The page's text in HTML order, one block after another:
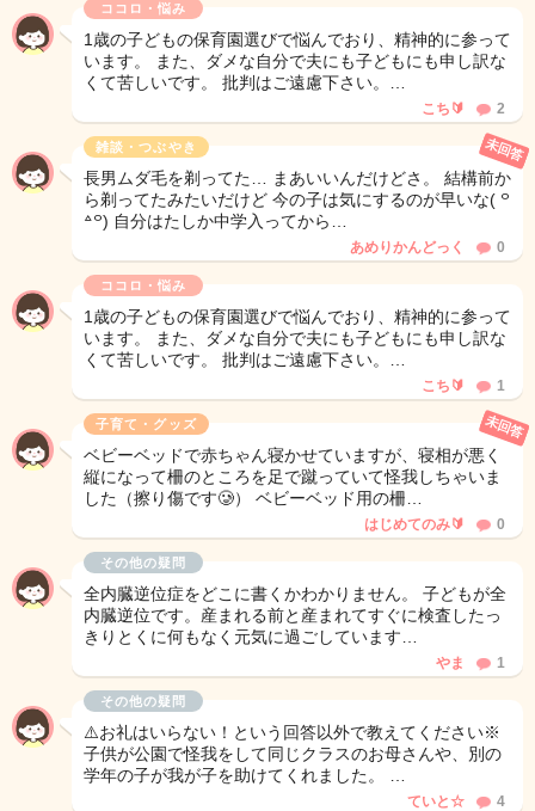
ココロ・悩み
1歳の子どもの保育園選びで悩んでおり、精神的に参って
います。 また、ダメな自分で夫にも子どもにも申し訳な
くて苦しいです。 批判はご遠慮下さい。…
こち🔰 2
雑談・つぶやき
長男ムダ毛を剃ってた… まあいいんだけどさ。 結構前か
ら剃ってたみたいだけど 今の子は気にするのが早いな( ꒪
꒫꒪) 自分はたしか中学入ってから…
未回答
あめりかんどっく 0
ココロ・悩み
1歳の子どもの保育園選びで悩んでおり、精神的に参って
います。 また、ダメな自分で夫にも子どもにも申し訳な
くて苦しいです。 批判はご遠慮下さい。…
こち🔰 1
子育て・グッズ
ベビーベッドで赤ちゃん寝かせていますが、寝相が悪く
縦になって柵のところを足で蹴っていて怪我しちゃいま
した（擦り傷です🥲） ベビーベッド用の柵…
未回答
はじめてのみ🔰 0
その他の疑問
全内臓逆位症をどこに書くかわかりません。 子どもが全
内臓逆位です。産まれる前と産まれてすぐに検査したっ
きりとくに何もなく元気に過ごしています…
やま 1
その他の疑問
⚠️お礼はいらない！という回答以外で教えてください※
子供が公園で怪我をして同じクラスのお母さんや、別の
学年の子が我が子を助けてくれました。 …
ていと☆ 4